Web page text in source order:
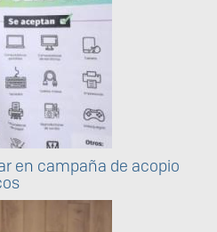
en campaña de acopio